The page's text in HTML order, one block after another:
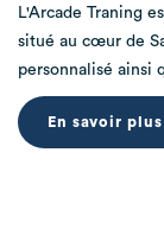
L'Arcade Traning
situé au cœur de
personnalisé ainsi
En savoir plus